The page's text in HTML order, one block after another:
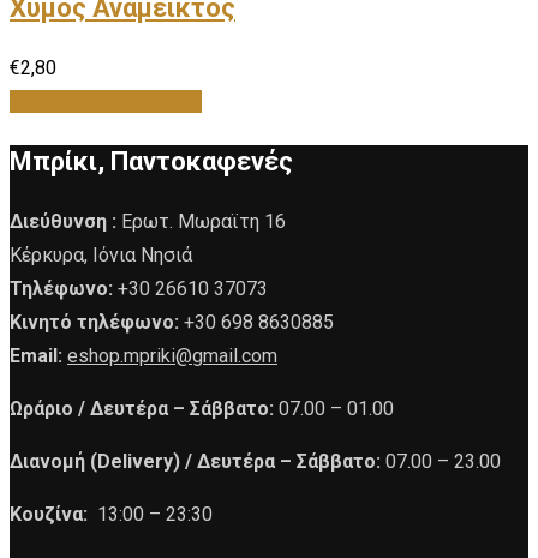
Χυμός Ανάμεικτος
€2,80
Μπρίκι, Παντοκαφενές
Διεύθυνση : Ερωτ. Μωραϊτη 16
Κέρκυρα, Ιόνια Νησιά
Τηλέφωνο: +30 26610 37073
Κινητό τηλέφωνο: +30 698 8630885
Email: eshop.mpriki@gmail.com
Ωράριο / Δευτέρα – Σάββατο: 07.00 – 01.00
Διανομή (Delivery) / Δευτέρα – Σάββατο: 07.00 – 23.00
Κουζίνα: 13:00 – 23:30